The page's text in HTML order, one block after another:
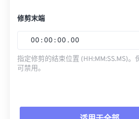
修剪末端
00 : 00 : 00 . 00
指定修剪的结束位置 (HH:MM:SS.MS)
可禁用。